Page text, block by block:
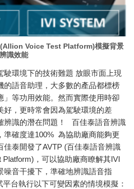
(Allion Voice Test Platform)模擬背景
識效能
駛環境下的技術難題 放眼市面上現
的語音助理，大多數的產品都標榜
」等功用效能。然而實際使用時卻
好，更時常會因為駕駛環境的差
辨識的潛在問題！ 百佳泰語音辨識
準確度達100% 為協助廠商能夠更
佳泰開發了AVTP (百佳泰語音辨識
Platform)，可以協助廠商瞭解其IVI
噪音干擾下，準確地辨識語音指
台執行以下可變因素的情境模擬：